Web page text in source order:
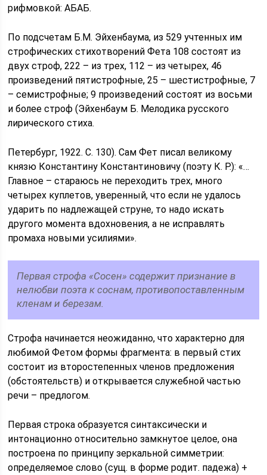
рифмовкой: АБАБ.
По подсчетам Б.М. Эйхенбаума, из 529 учтенных им
строфических стихотворений Фета 108 состоят из
двух строф, 222 – из трех, 112 – из четырех, 46
произведений пятистрофные, 25 – шестистрофные, 7
– семистрофные; 9 произведений состоят из восьми
и более строф (Эйхенбаум Б. Мелодика русского
лирического стиха.
Петербург, 1922. С. 130). Сам Фет писал великому
князю Константину Константиновичу (поэту К. Р.): «…
Главное – стараюсь не переходить трех, много
четырех куплетов, уверенный, что если не удалось
ударить по надлежащей струне, то надо искать
другого момента вдохновения, а не исправлять
промаха новыми усилиями».
Первая строфа «Сосен» содержит признание в
нелюбви поэта к соснам, противопоставленным
кленам и березам.
Строфа начинается неожиданно, что характерно для
любимой Фетом формы фрагмента: в первый стих
состоит из второстепенных членов предложения
(обстоятельств) и открывается служебной частью
речи – предлогом.
Первая строка образуется синтаксически и
интонационно относительно замкнутое целое, она
построена по принципу зеркальной симметрии:
определяемое слово (сущ. в форме родит. падежа) +